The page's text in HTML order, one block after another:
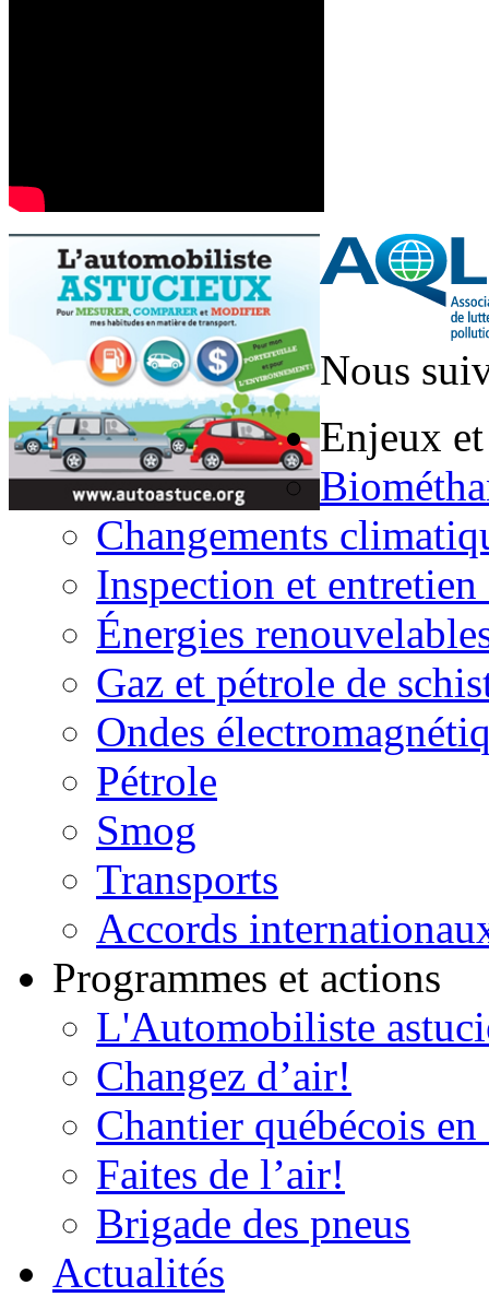
Nous
Enjeux
Changements
Inspection et entretien
Énergies
Gaz et pétrole de
Ondes
Pétrole
Smog
Transports
Accords
Programmes et actions
L'Automobiliste
Changez d’air!
Chantier québécois
Faites de l’air!
Brigade des pneus
Actualités